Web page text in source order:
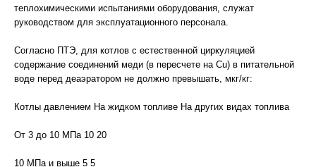
теплохимическими испытаниями оборудования, служат
руководством для эксплуатационного персонала.
Согласно ПТЭ, для котлов с естественной циркуляцией
содержание соединений меди (в пересчете на Cu) в питательной
воде перед деаэратором не должно превышать, мкг/кг:
Котлы давлением На жидком топливе На других видах топлива
От 3 до 10 МПа 10 20
10 МПа и выше 5 5